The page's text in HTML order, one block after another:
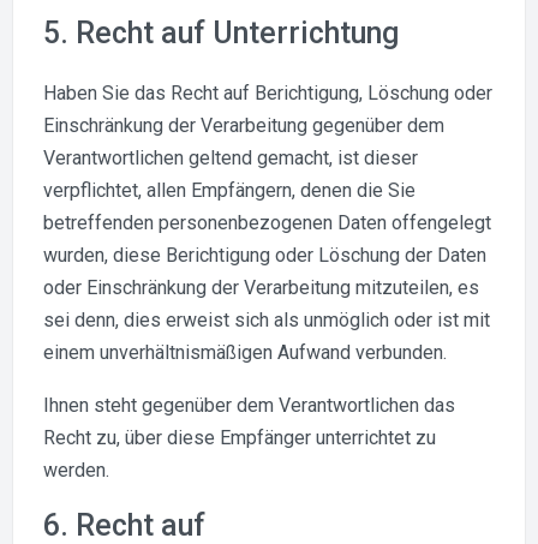
5. Recht auf Unterrichtung
Haben Sie das Recht auf Berichtigung, Löschung oder
Einschränkung der Verarbeitung gegenüber dem
Verantwortlichen geltend gemacht, ist dieser
verpflichtet, allen Empfängern, denen die Sie
betreffenden personenbezogenen Daten offengelegt
wurden, diese Berichtigung oder Löschung der Daten
oder Einschränkung der Verarbeitung mitzuteilen, es
sei denn, dies erweist sich als unmöglich oder ist mit
einem unverhältnismäßigen Aufwand verbunden.
Ihnen steht gegenüber dem Verantwortlichen das
Recht zu, über diese Empfänger unterrichtet zu
werden.
6. Recht auf